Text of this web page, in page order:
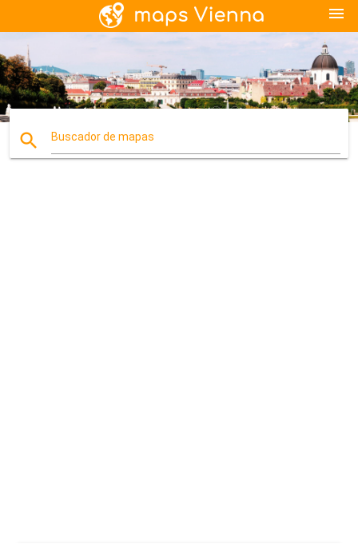
menu
search Buscador de mapas